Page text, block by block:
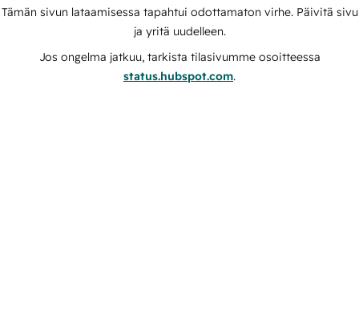
Tämän sivun lataamisessa tapahtui odottamaton virhe. Päivitä sivu
ja yritä uudelleen.
Jos ongelma jatkuu, tarkista tilasivumme osoitteessa
status.hubspot.com.